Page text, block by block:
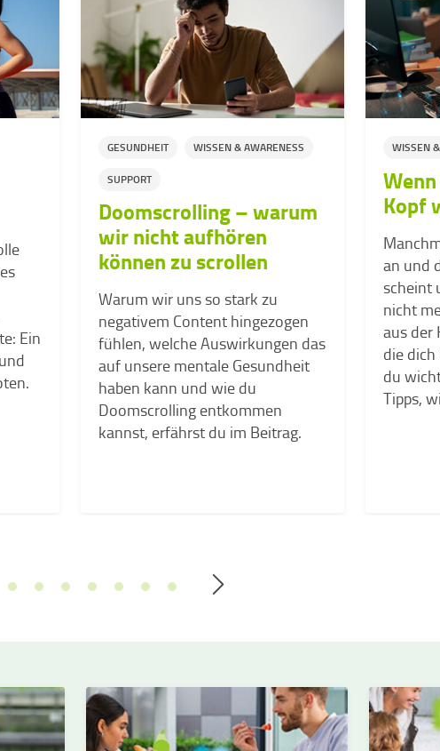
Ein
GESUNDHEIT WISSEN & AWARENESS
SUPPORT
Doomscrolling – warum
wir nicht aufhören
können zu scrollen
Warum wir uns so stark zu
negativem Content hingezogen
fühlen, welche Auswirkungen das
auf unsere mentale Gesundheit
haben kann und wie du
Doomscrolling entkommen
kannst, erfährst du im Beitrag.
WISSEN
Kopf
an und
scheint
nicht
aus der
die
du
Tipps,